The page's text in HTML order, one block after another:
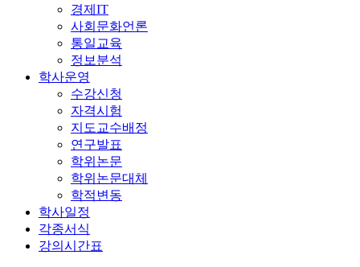
경제IT
사회문화언론
통일교육
정보분석
학사운영
수강신청
자격시험
지도교수배정
연구발표
학위논문
학위논문대체
학적변동
학사일정
각종서식
강의시간표